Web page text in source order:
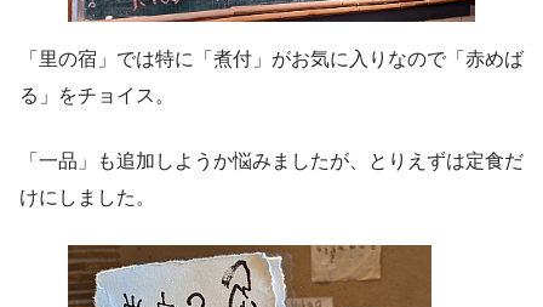
「里の宿」では特に「煮付」がお気に入りなので「赤めば
る」をチョイス。
「一品」も追加しようか悩みましたが、とりえずは定食だ
けにしました。